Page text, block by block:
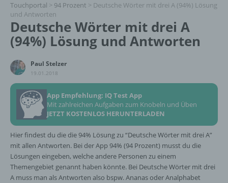
Touchportal > 94 Prozent > Deutsche Wörter mit drei A (94%) Lösung
und Antworten
Deutsche Wörter mit drei A
(94%) Lösung und Antworten
Paul Stelzer
19.01.2018
App Empfehlung: IQ Test App
Mit zahlreichen Aufgaben zum Knobeln und Üben
JETZT KOSTENLOS HERUNTERLADEN
Hier findest du die die 94% Lösung zu “Deutsche Wörter mit drei A”
mit allen Antworten. Bei der App 94% (94 Prozent) musst du die
Lösungen eingeben, welche andere Personen zu einem
Themengebiet genannt haben könnte. Bei Deutsche Wörter mit drei
A muss man als Antworten also bspw. Ananas oder Analphabet